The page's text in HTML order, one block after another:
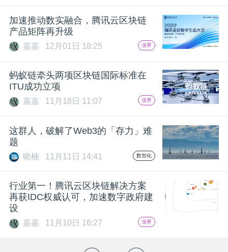
加速推动数实融合，腾讯云区块链
产品矩阵再升级
嘉嘉 12月01日 18:25 业界
蚂蚁链牵头两项区块链国际标准在
ITU成功立项
嘉嘉 11月18日 11:07 业界
这群人，破解了Web3的「存力」难
题
晓楠 11月11日 14:41 数智化
行业第一！腾讯云区块链解决方案
再获IDC权威认可，加速数字政府建
设
嘉嘉 11月10日 16:27 业界